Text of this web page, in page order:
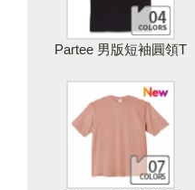
Partee 男版短袖圓領T